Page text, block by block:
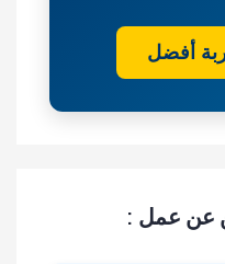
أفضل
عن عمل :